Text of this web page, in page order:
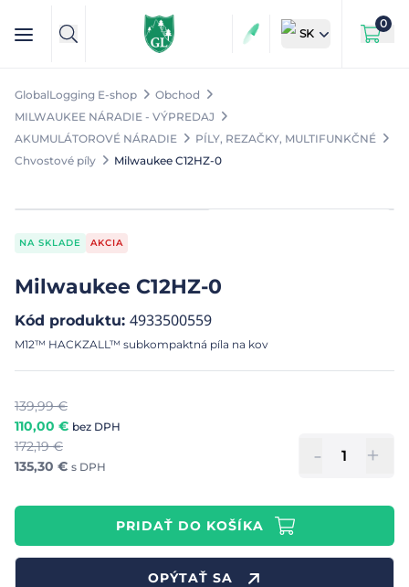
SK
0
GlobalLogging E-shop
Obchod
MILWAUKEE NÁRADIE - VÝPREDAJ
AKUMULÁTOROVÉ NÁRADIE
PÍLY, REZAČKY, MULTIFUNKČNÉ
Chvostové píly
Milwaukee C12HZ-0
NA SKLADE AKCIA
Milwaukee C12HZ-0
Kód produktu: 4933500559
M12™ HACKZALL™ subkompaktná píla na kov
139,99€
110,00 € bez DPH
172,19€
135,30 € s DPH - +
PRIDAŤ DO KOŠÍKA
OPÝTAŤ SA